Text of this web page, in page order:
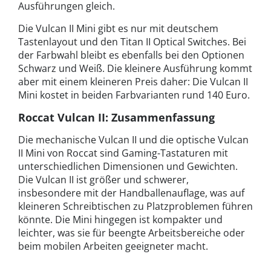
Ausführungen gleich.
Die Vulcan II Mini gibt es nur mit deutschem
Tastenlayout und den Titan II Optical Switches. Bei
der Farbwahl bleibt es ebenfalls bei den Optionen
Schwarz und Weiß. Die kleinere Ausführung kommt
aber mit einem kleineren Preis daher: Die Vulcan II
Mini kostet in beiden Farbvarianten rund 140 Euro.
Roccat Vulcan II: Zusammenfassung
Die mechanische Vulcan II und die optische Vulcan
II Mini von Roccat sind Gaming-Tastaturen mit
unterschiedlichen Dimensionen und Gewichten.
Die Vulcan II ist größer und schwerer,
insbesondere mit der Handballenauflage, was auf
kleineren Schreibtischen zu Platzproblemen führen
könnte. Die Mini hingegen ist kompakter und
leichter, was sie für beengte Arbeitsbereiche oder
beim mobilen Arbeiten geeigneter macht.